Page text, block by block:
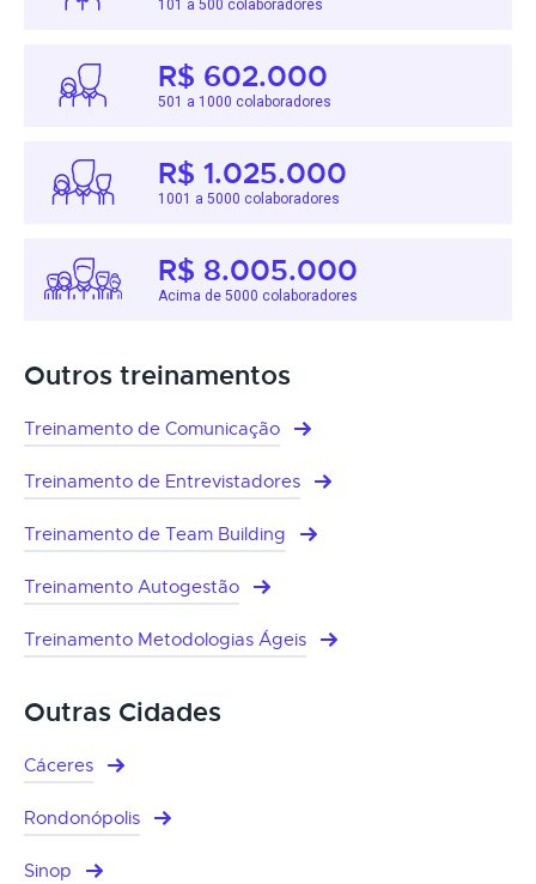
101 a 500 colaboradores
R$ 602.000
501 a 1000 colaboradores
R$ 1.025.000
1001 a 5000 colaboradores
R$ 8.005.000
Acima de 5000 colaboradores
Outros treinamentos
Treinamento de Comunicação
Treinamento de Entrevistadores
Treinamento de Team Building
Treinamento Autogestão
Treinamento Metodologias Ágeis
Outras Cidades
Cáceres
Rondonópolis
Sinop